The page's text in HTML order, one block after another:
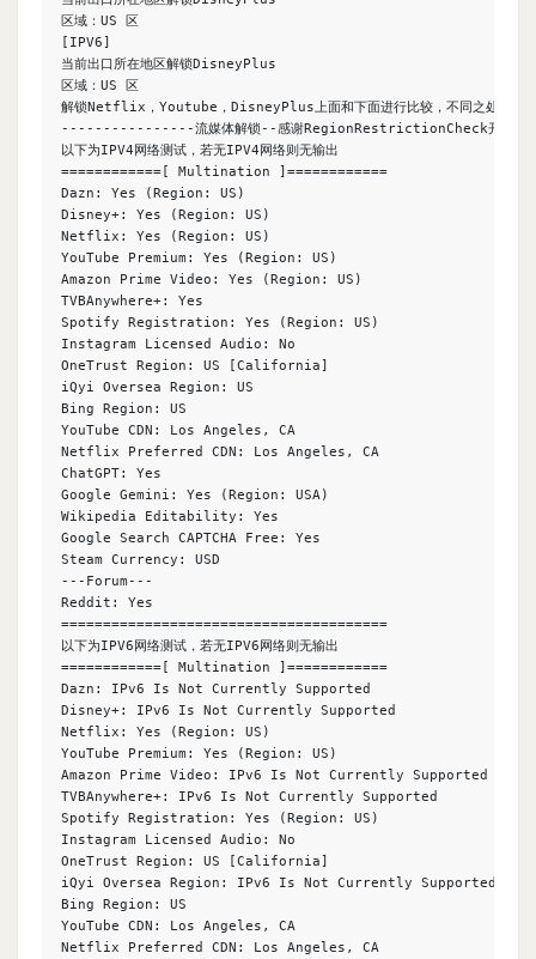
区域：US 区
[IPV6]
当前出口所在地区解锁DisneyPlus
区域：US 区
解锁Netflix，Youtube，DisneyPlus上面和下面进行比较，不同之处自行
----------------流媒体解锁--感谢RegionRestrictionCheck开
以下为IPV4网络测试，若无IPV4网络则无输出
============[ Multination ]============
Dazn: Yes (Region: US)
Disney+: Yes (Region: US)
Netflix: Yes (Region: US)
YouTube Premium: Yes (Region: US)
Amazon Prime Video: Yes (Region: US)
TVBAnywhere+: Yes
Spotify Registration: Yes (Region: US)
Instagram Licensed Audio: No
OneTrust Region: US [California]
iQyi Oversea Region: US
Bing Region: US
YouTube CDN: Los Angeles, CA
Netflix Preferred CDN: Los Angeles, CA
ChatGPT: Yes
Google Gemini: Yes (Region: USA)
Wikipedia Editability: Yes
Google Search CAPTCHA Free: Yes
Steam Currency: USD
---Forum---
Reddit: Yes
=======================================
以下为IPV6网络测试，若无IPV6网络则无输出
============[ Multination ]============
Dazn: IPv6 Is Not Currently Supported
Disney+: IPv6 Is Not Currently Supported
Netflix: Yes (Region: US)
YouTube Premium: Yes (Region: US)
Amazon Prime Video: IPv6 Is Not Currently Supported
TVBAnywhere+: IPv6 Is Not Currently Supported
Spotify Registration: Yes (Region: US)
Instagram Licensed Audio: No
OneTrust Region: US [California]
iQyi Oversea Region: IPv6 Is Not Currently Supported
Bing Region: US
YouTube CDN: Los Angeles, CA
Netflix Preferred CDN: Los Angeles, CA